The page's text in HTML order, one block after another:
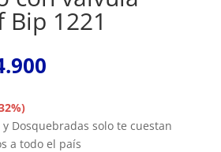
1221
es:
$14.900.
Dosquebradas solo te cuestan
a todo el país